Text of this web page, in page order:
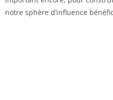
notre sphère d’influence